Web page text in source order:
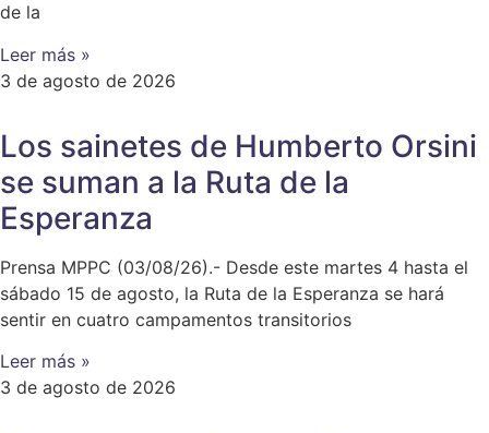
de la
Leer más »
3 de agosto de 2026
Los sainetes de Humberto Orsini
se suman a la Ruta de la
Esperanza
Prensa MPPC (03/08/26).- Desde este martes 4 hasta el
sábado 15 de agosto, la Ruta de la Esperanza se hará
sentir en cuatro campamentos transitorios
Leer más »
3 de agosto de 2026